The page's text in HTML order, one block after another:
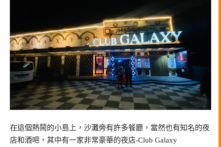
在這個熱鬧的小島上，沙灘旁有許多餐廳，當然也有知名的夜
店和酒吧，其中有一家非常豪華的夜店-Club Galaxy